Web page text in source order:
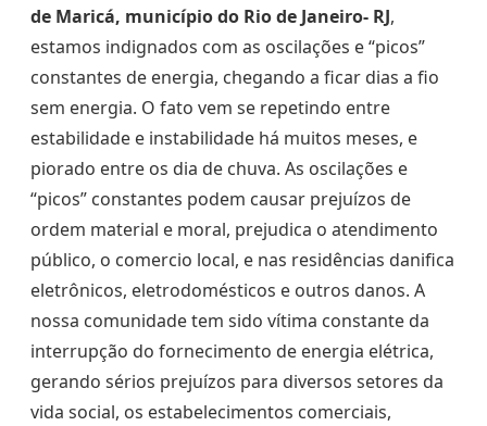
de Maricá, município do Rio de Janeiro- RJ,
estamos indignados com as oscilações e “picos”
constantes de energia, chegando a ficar dias a fio
sem energia. O fato vem se repetindo entre
estabilidade e instabilidade há muitos meses, e
piorado entre os dia de chuva. As oscilações e
“picos” constantes podem causar prejuízos de
ordem material e moral, prejudica o atendimento
público, o comercio local, e nas residências danifica
eletrônicos, eletrodomésticos e outros danos. A
nossa comunidade tem sido vítima constante da
interrupção do fornecimento de energia elétrica,
gerando sérios prejuízos para diversos setores da
vida social, os estabelecimentos comerciais,